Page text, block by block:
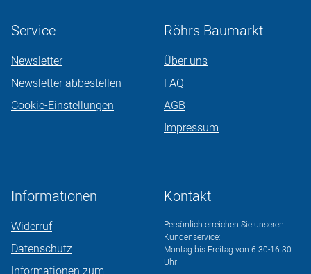
Service
Newsletter
Newsletter abbestellen
Cookie-Einstellungen
Röhrs Baumarkt
Über uns
FAQ
AGB
Impressum
Informationen
Widerruf
Datenschutz
Kontakt
Persönlich erreichen Sie unseren
Kundenservice:
Montag bis Freitag von 6:30-16:30
Uhr